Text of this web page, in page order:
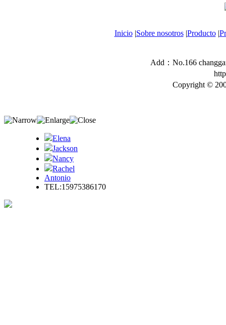
Inicio|Sobre nosotros|Producto|
Add：No.166
Copyright ©
Elena
Jackson
Nancy
Rachel
Antonio
TEL:15975386170